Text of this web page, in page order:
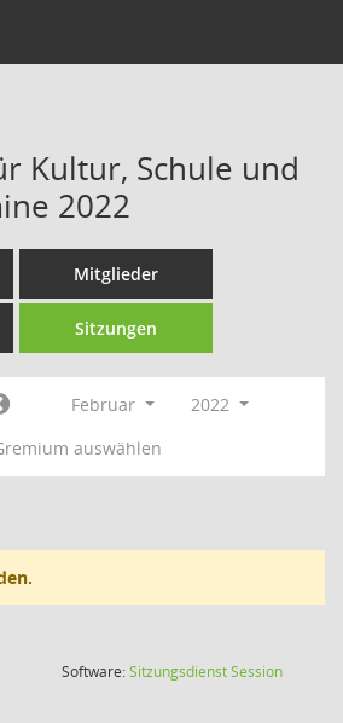
Kultur, Schule und
2022
Mitglieder
Sitzungen
Februar
2022
auswählen
Software:SitzungsdienstSession(Wird in